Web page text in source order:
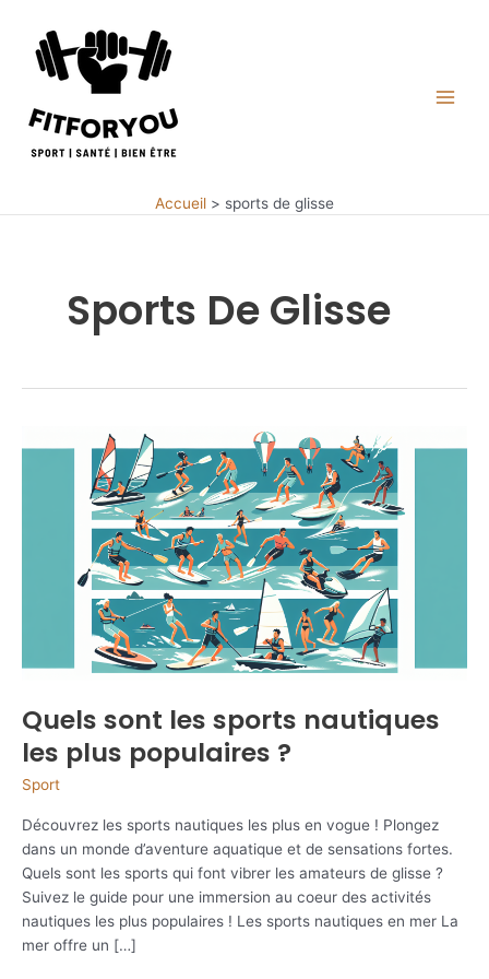
contenu
Accueil sports de glisse
Sports De Glisse
Quels sont les sports nautiques
les plus populaires ?
Sport
Découvrez les sports nautiques les plus en vogue ! Plongez
dans un monde d’aventure aquatique et de sensations fortes.
Quels sont les sports qui font vibrer les amateurs de glisse ?
Suivez le guide pour une immersion au coeur des activités
nautiques les plus populaires ! Les sports nautiques en mer La
mer offre un […]